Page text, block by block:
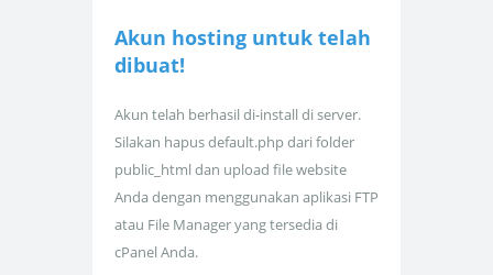
Akun hosting untuk telah
dibuat!
Akun telah berhasil di-install di server.
Silakan hapus default.php dari folder
public_html dan upload file website
Anda dengan menggunakan aplikasi FTP
atau File Manager yang tersedia di
cPanel Anda.